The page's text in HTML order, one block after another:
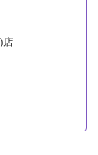
店